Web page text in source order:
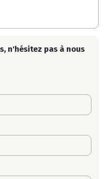
n'hésitez pas à nous